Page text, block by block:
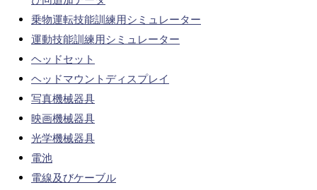
乗物運転技能訓練用シミュレーター
運動技能訓練用シミュレーター
ヘッドセット
ヘッドマウントディスプレイ
写真機械器具
映画機械器具
光学機械器具
電池
電線及びケーブル